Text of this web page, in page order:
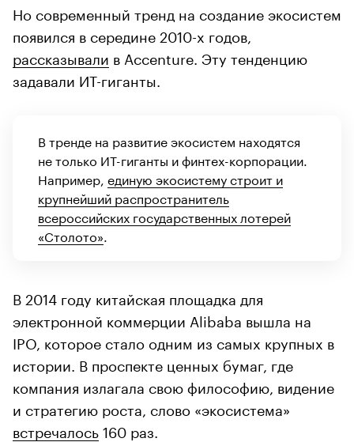
Но современный тренд на создание экосистем
появился в середине 2010-х годов,
рассказывали в Accenture. Эту тенденцию
задавали ИТ-гиганты.
В тренде на развитие экосистем находятся
не только ИТ-гиганты и финтех-корпорации.
Например, единую экосистему строит и
крупнейший распространитель
всероссийских государственных лотерей
«Столото»
В 2014 году китайская площадка для
электронной коммерции Alibaba вышла на
IPO, которое стало одним из самых крупных в
истории. В проспекте ценных бумаг, где
компания излагала свою философию, видение
и стратегию роста, слово «экосистема»
встречалось160 раз.